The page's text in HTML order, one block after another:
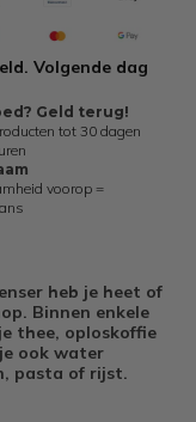
Volgende dag
Geld terug!
tot 30 dagen
voorop =
heb je heet of
Binnen enkele
thee, oploskoffie
ook water
pasta of rijst.